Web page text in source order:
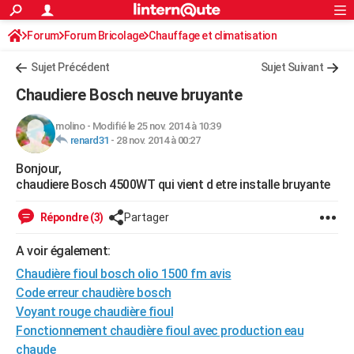
ACTUALITÉS
Politique
Société
Faits Divers
Education
Monde
Villes
+
FINANCE
Retraite
Impôts
Epargne
Immobilier
Risques naturels par ville
Banque
Assurance
Crédit
AUTO
Essais
Réserver un essai
Citadines
Berlines
SUV
Forum auto
+HIGH-TECH
Mobiles
Meilleur smartphone
Internet
Ordinateurs
Jeux vidéo
Guide high-tech
BRICOLAGE
WEEK-END
Guides de France
Escapades
Patrimoine
Expositions
Musées
Week-end nature
+LIFESTYLE
Art de vivre
Bien-être
Loisirs
Mode
Modes de vie
SANTE
Alimentation
Guide de la santé
Maladies
Médicaments
Sommeil
Rechercher
S'inscrire
Connexion
Forum Forum Bricolage Chauffage et climatisation
Sujet Précédent Sujet Suivant
Chaudiere Bosch neuve bruyante
molino- Modifié le 25 nov. 2014 à 10:39
renard31 - 28 nov. 2014 à 00:27
Bonjour,
chaudiere Bosch 4500WT qui vient d etre installe bruyante
Répondre (3) Partager
A voir également:
Chaudière fioul bosch olio 1500 fm avis
Code erreur chaudière bosch
Voyant rouge chaudière fioul
Fonctionnement chaudière fioul avec production eau
chaude